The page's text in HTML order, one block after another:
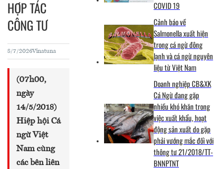
HỢP TÁC
CÔNG TƯ
8/7/2026Vinatuna
(07h00,
ngày
14/5/2018)
Hiệp hội Cá
ngừ Việt
Nam cùng
các bên liên
COVID 19
Cảnh báo về
Salmonella xuất hiện
trong cá ngừ đông
lạnh và cá ngừ nguyên
liệu từ Việt Nam
Doanh nghiệp CB&XK
Cá Ngừ đang gặp
nhiều khó khăn trong
việc xuất khẩu, hoạt
động sản xuất do gặp
phải vướng mắc đối với
thông tư 21/2018/TT-
BNNPTNT